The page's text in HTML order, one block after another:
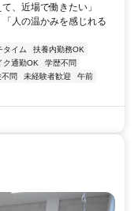
、近場で働きたい」
「人の温かみを感じれる
タイム
扶養内勤務OK
ク通勤OK
学歴不問
問 未経験者歓迎
午前